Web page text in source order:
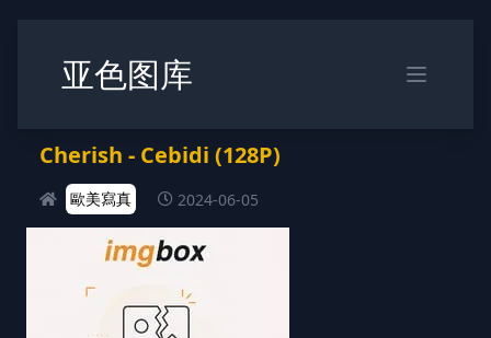
亚色图库
Cherish - Cebidi (128P)
歐美寫真 2024-06-05